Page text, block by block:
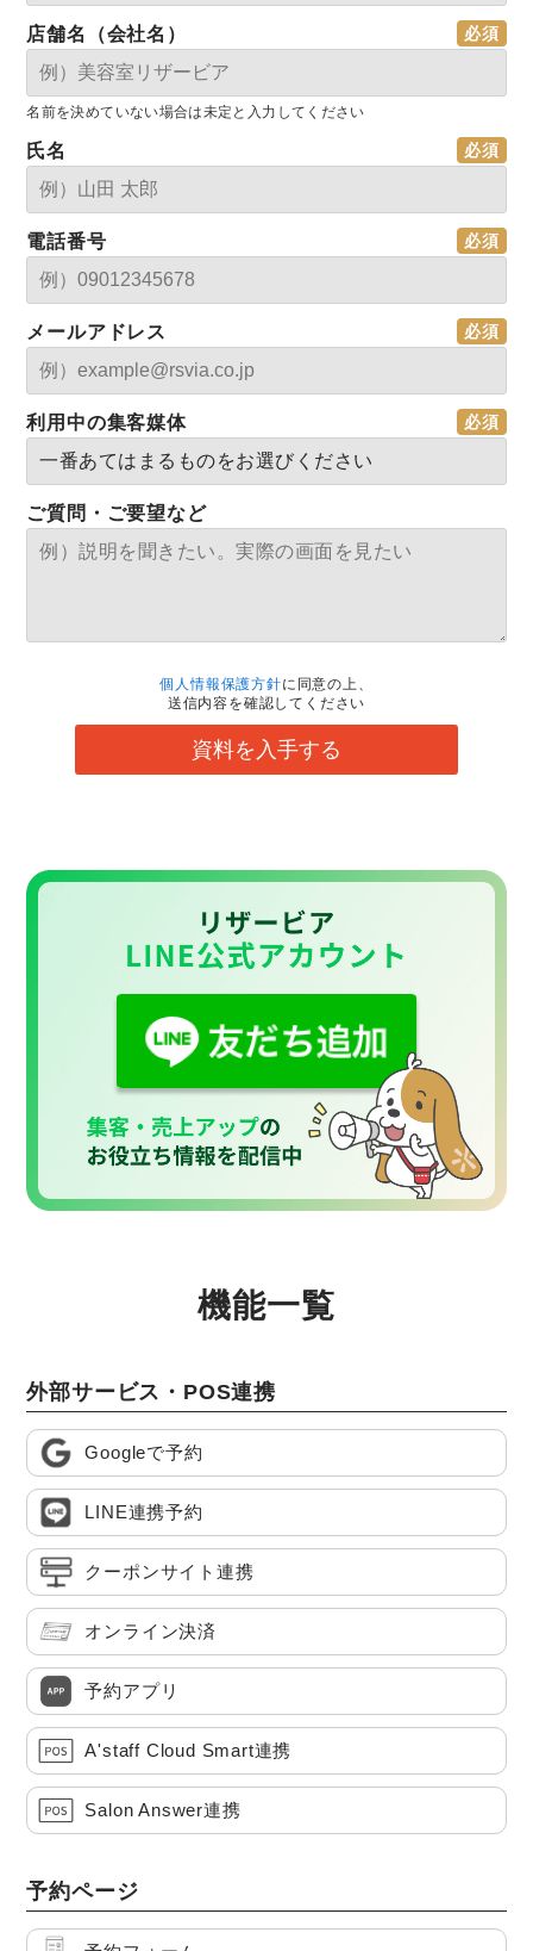
店舗名（会社名）
名前を決めていない場合は未定と入力してください
氏名
電話番号
メールアドレス
利用中の集客媒体
ご質問・ご要望など
個人情報保護方針に同意の上、
送信内容を確認してください
資料を入手する
機能一覧
外部サービス・POS連携
Googleで予約
LINE連携予約
クーポンサイト連携
オンライン決済
予約アプリ
A'staff Cloud Smart連携
Salon Answer連携
予約ページ